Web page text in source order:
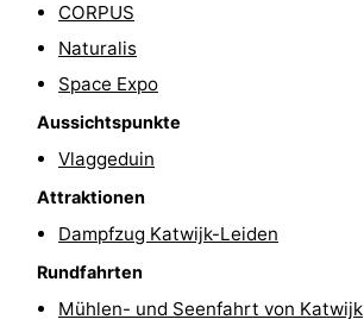
Radfahren
Wandern
Reiten
Golfplatze
Surfen
CORPUS
Naturalis
Space Expo
Aussichtspunkte
Vlaggeduin
Attraktionen
Dampfzug Katwijk-Leiden
Rundfahrten
Mühlen- und Seenfahrt von Katwijk